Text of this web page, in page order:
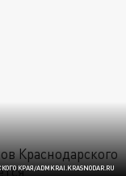
КРАЯ/ADMKRAI.KRASNODAR.RU